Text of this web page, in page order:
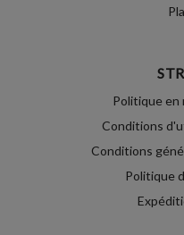
Politique en
Conditions
Conditions
Politique